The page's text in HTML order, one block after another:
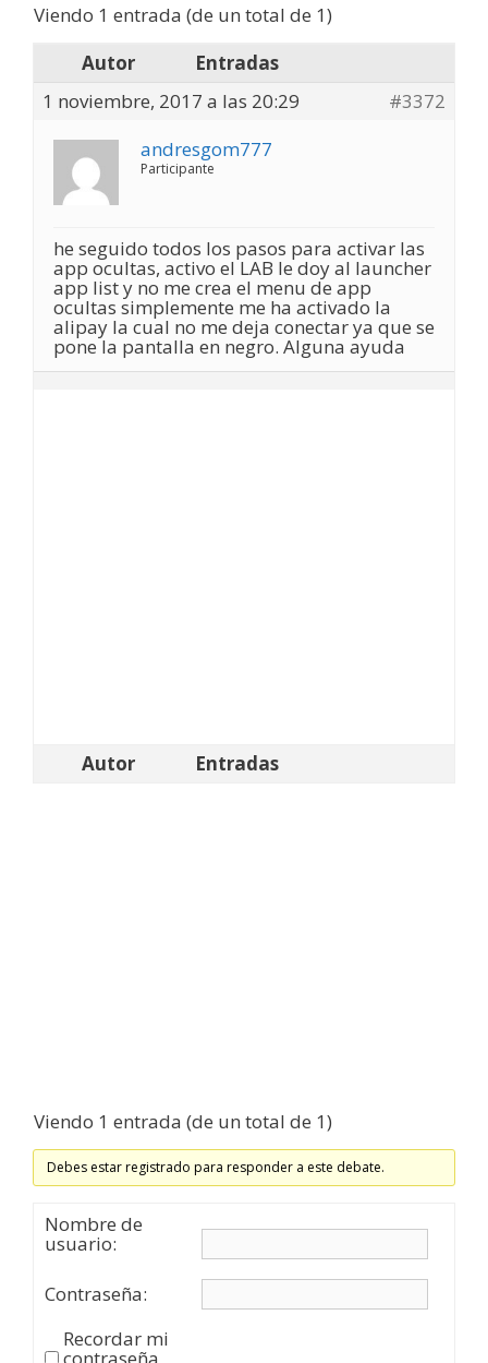
Viendo 1 entrada (de un total de 1)
Autor
Entradas
1 noviembre, 2017 a las 20:29
#3372
andresgom777
Participante
he seguido todos los pasos para activar las
app ocultas, activo el LAB le doy al launcher
app list y no me crea el menu de app
ocultas simplemente me ha activado la
alipay la cual no me deja conectar ya que se
pone la pantalla en negro. Alguna ayuda
Autor Entradas
Viendo 1 entrada (de un total de 1)
Debes estar registrado para responder a este debate.
Nombre de
usuario:
Contraseña:
Recordar mi